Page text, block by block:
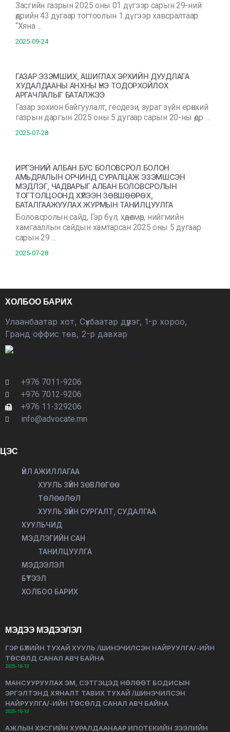
Засгийн газрын 2025 оны 01 дүгээр сарын 29-ний
өдрийн 43 дугаар тогтоолын 1 дүгээр хавсралтаар
“Хяна …
2025-09-24
ГАЗАР ЭЗЭМШИХ, АШИГЛАХ ЭРХИЙН ДУУДЛАГА
ХУДАЛДААНЫ АНХНЫ ҮНЭ ТОДОРХОЙЛОХ
АРГАЧЛАЛЫГ БАТАЛЖЭЭ
Газар зохион байгуулалт, геодези, зураг зүйн ерөнхий
газрын даргын 2025 оны 5 дугаар сарын 20-ны өдр …
2025-07-28
ИРГЭНИЙ АЛБАН БУС БОЛОВСРОЛ БОЛОН
АМЬДРАЛЫН ОРЧИНД СУРАЛЦАЖ ЭЗЭМШСЭН
МЭДЛЭГ, ЧАДВАРЫГ АЛБАН БОЛОВСРОЛЫН
ТОГТОЛЦООНД ХҮЛЭЭН ЗӨВШӨӨРӨХ,
БАТАЛГААЖУУЛАХ ЖУРМЫН ТАНИЛЦУУЛГА
Боловсролын сайд, Гэр бүл, хөдөлмөр, нийгмийн
хамгааллын сайдын хамтарсан 2025 оны 5 дугаар
сарын 29 …
2025-07-28
ХОЛБОО БАРИХ
Улаанбаатар хот, Сүхбаатар дүүрэг, 1-р хороо,
Гранд оффис төв, 2-р давхар
+976 7011-9206
+976 7012-9206
+976 11-329206
info@advocate.mn
ЦЭС
ҮЙЛ АЖИЛЛАГАА
ХУУЛЬ ЗҮЙН ЗӨВЛӨГӨӨ
ТӨЛӨӨЛӨЛ
ХУУЛЬ ЗҮЙН СУРГАЛТ, СУДАЛГАА
ХУУЛЬЧИД
МЭДЛЭГИЙН САН
ТАНИЛЦУУЛГА
МЭДЭЭЛЭЛ
БҮТЭЭЛ
ХОЛБОО БАРИХ
МЭДЭЭ МЭДЭЭЛЭЛ
ГЭР БҮЛИЙН ТУХАЙ ХУУЛЬ /ШИНЭЧИЛСЭН НАЙРУУЛГА/-ИЙН
ТӨСӨЛД САНАЛ АВЧ БАЙНА
2025-10-13
МАНСУУРУУЛАХ ЭМ, СЭТГЭЦЭД НӨЛӨӨТ БОДИСЫН
ЭРГЭЛТЭНД ХЯНАЛТ ТАВИХ ТУХАЙ /ШИНЭЧИЛСЭН
НАЙРУУЛГА/-ИЙН ТӨСӨЛД САНАЛ АВЧ БАЙНА
2025-10-13
АЖЛЫН ХЭСГИЙН ХУРАЛДААНААР ИПОТЕКИЙН ЗЭЭЛИЙН